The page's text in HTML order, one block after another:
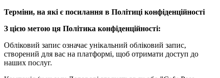
Терміни, на які є посилання в Політиці конфіденційності
З цією метою ця Політика конфіденційності:
Обліковий запис означає унікальний обліковий запис,
створений для вас на платформі, щоб отримати доступ до
наших послуг.